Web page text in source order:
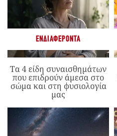
ΕΝΔΙΑΦΈΡΟΝΤΑ
Τα 4 είδη συναισθημάτων
που επιδρούν άμεσα στο
σώμα και στη φυσιολογία
μας